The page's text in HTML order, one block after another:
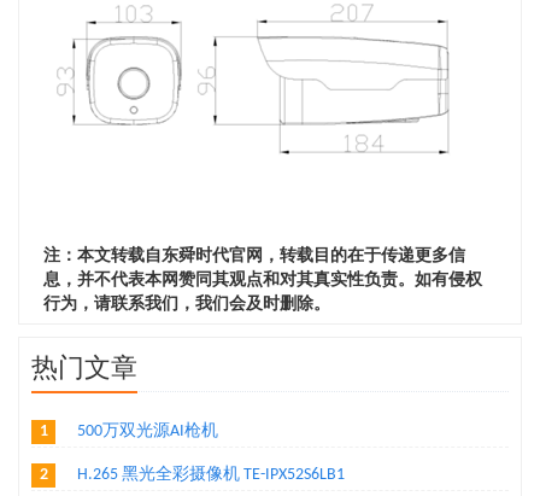
注：本文转载自东舜时代官网，转载目的在于传递更多信
息，并不代表本网赞同其观点和对其真实性负责。如有侵权
行为，请联系我们，我们会及时删除。
热门文章
1 500万双光源AI枪机
2 H.265 黑光全彩摄像机 TE-IPX52S6LB1